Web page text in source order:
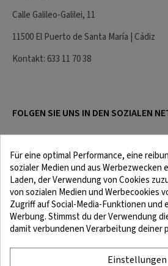
Calle Galileo-Galilei, 11
11500 El Puerto de Santa María | Cádiz
Kontakt: 633 11 70 38
FOLGEN SIE UNS IN DEN SOZIALEN
Rechtliche Hinweise
Für eine optimal Performance, eine
sozialer Medien und aus Werbezwecken
Laden, der Verwendung von Cookies
von sozialen Medien und Werbecookies
Zugriff auf Social-Media-Funktionen
Werbung. Stimmst du der Verwendung
damit verbundenen Verarbeitung deiner
Einstellungen